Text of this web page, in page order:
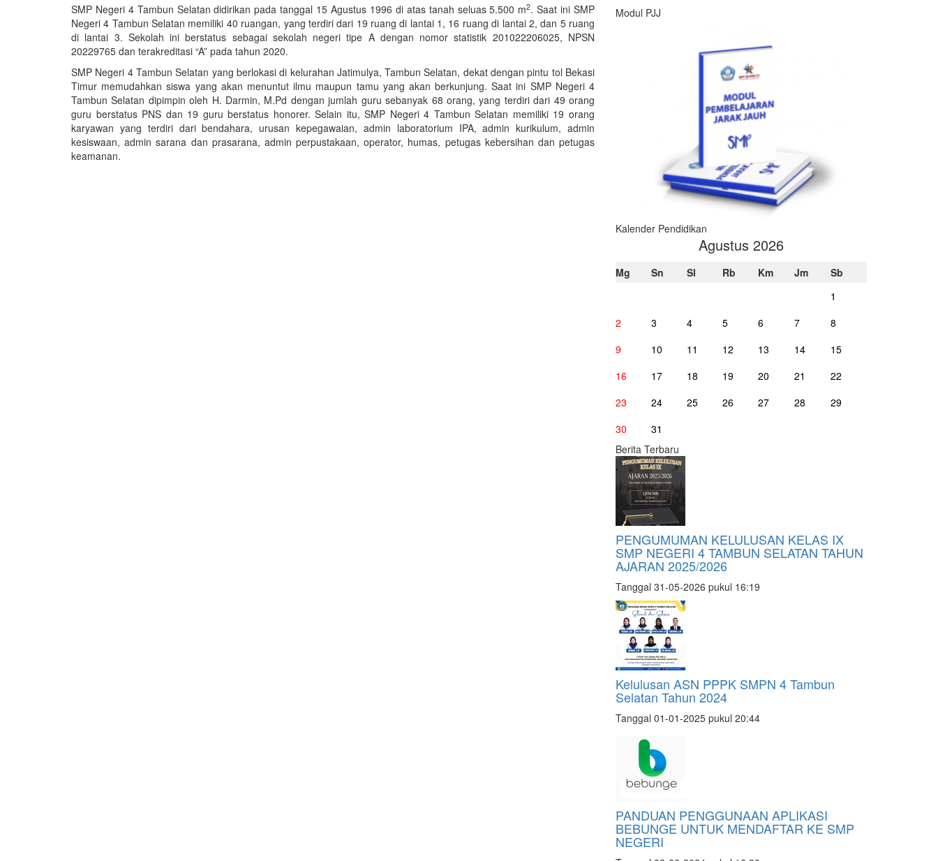
SMP Negeri 4 Tambun Selatan didirikan pada tanggal 15 Agustus 1996 di atas tanah seluas 5.500 m2. Saat ini SMP
Negeri 4 Tambun Selatan memiliki 40 ruangan, yang terdiri dari 19 ruang di lantai 1, 16 ruang di lantai 2, dan 5 ruang
di lantai 3. Sekolah ini berstatus sebagai sekolah negeri tipe A dengan nomor statistik 201022206025, NPSN
20229765 dan terakreditasi “A” pada tahun 2020.
SMP Negeri 4 Tambun Selatan yang berlokasi di kelurahan Jatimulya, Tambun Selatan, dekat dengan pintu tol Bekasi
Timur memudahkan siswa yang akan menuntut ilmu maupun tamu yang akan berkunjung. Saat ini SMP Negeri 4
Tambun Selatan dipimpin oleh H. Darmin, M.Pd dengan jumlah guru sebanyak 68 orang, yang terdiri dari 49 orang
guru berstatus PNS dan 19 guru berstatus honorer. Selain itu, SMP Negeri 4 Tambun Selatan memiliki 19 orang
karyawan yang terdiri dari bendahara, urusan kepegawaian, admin laboratorium IPA, admin kurikulum, admin
kesiswaan, admin sarana dan prasarana, admin perpustakaan, operator, humas, petugas kebersihan dan petugas
keamanan.
Modul PJJ
Kalender Pendidikan
Agustus 2026
Mg Sn Sl Rb Km Jm
Sb
1
2
3 4 5 6 7
8
9
10 11 12 13 14
15
16
17 18 19 20 21
22
23
24 25 26 27 28
29
30
31
Berita Terbaru
PENGUMUMAN KELULUSAN KELAS IX
SMP NEGERI 4 TAMBUN SELATAN TAHUN
AJARAN 2025/2026
Tanggal 31-05-2026 pukul 16:19
Kelulusan ASN PPPK SMPN 4 Tambun
Selatan Tahun 2024
Tanggal 01-01-2025 pukul 20:44
PANDUAN PENGGUNAAN APLIKASI
BEBUNGE UNTUK MENDAFTAR KE SMP
NEGERI